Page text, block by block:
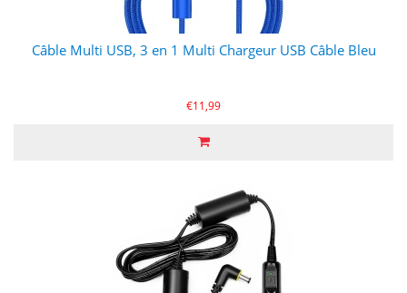
Câble Multi USB, 3 en 1 Multi Chargeur USB Câble Bleu
€11,99